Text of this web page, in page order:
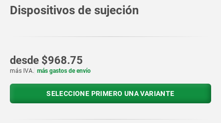
Dispositivos de sujeción
desde $968.75
más IVA. más gastos de envío
SELECCIONE PRIMERO UNA VARIANTE